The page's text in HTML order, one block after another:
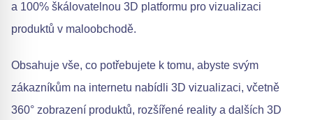
a 100% škálovatelnou 3D platformu pro vizualizaci
produktů v maloobchodě.
Obsahuje vše, co potřebujete k tomu, abyste svým
zákazníkům na internetu nabídli 3D vizualizaci, včetně
360° zobrazení produktů, rozšířené reality a dalších 3D